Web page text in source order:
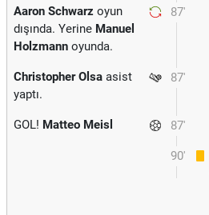
87'
Aaron Schwarz oyun
dışında. Yerine Manuel
Holzmann oyunda.
87'
Christopher Olsa asist
yaptı.
87'
GOL! Matteo Meisl
90'